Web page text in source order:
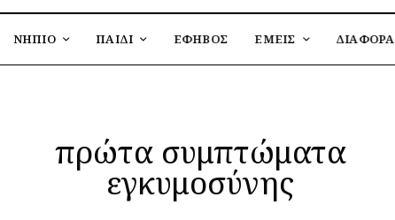
ΝΗΠΙΟ ΠΑΙΔΙ ΕΦΗΒΟΣ ΕΜΕΙΣ ΔΙΑΦΟΡΑ
πρώτα συμπτώματα
εγκυμοσύνης